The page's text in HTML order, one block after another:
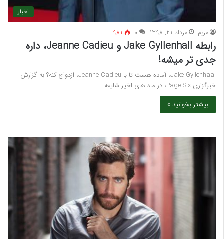
اخبار
مريم مرداد 21, 1398 ۰ 981
رابطه Jake Gyllenhall و Jeanne Cadieu، داره
جدی تر میشه!
Jake Gyllenhaal، آماده هست تا با Jeanne Cadieu، ازدواج کنه؟ به گزارش
خبرگزاری Page Six، در ماه های اخیر شایعه…
بیشتر بخوانید »